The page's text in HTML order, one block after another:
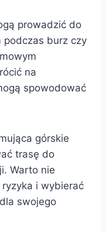
prowadzić do
podczas burz czy
na
spowodować
górskie
trasę do
Warto nie
i wybierać
swojego